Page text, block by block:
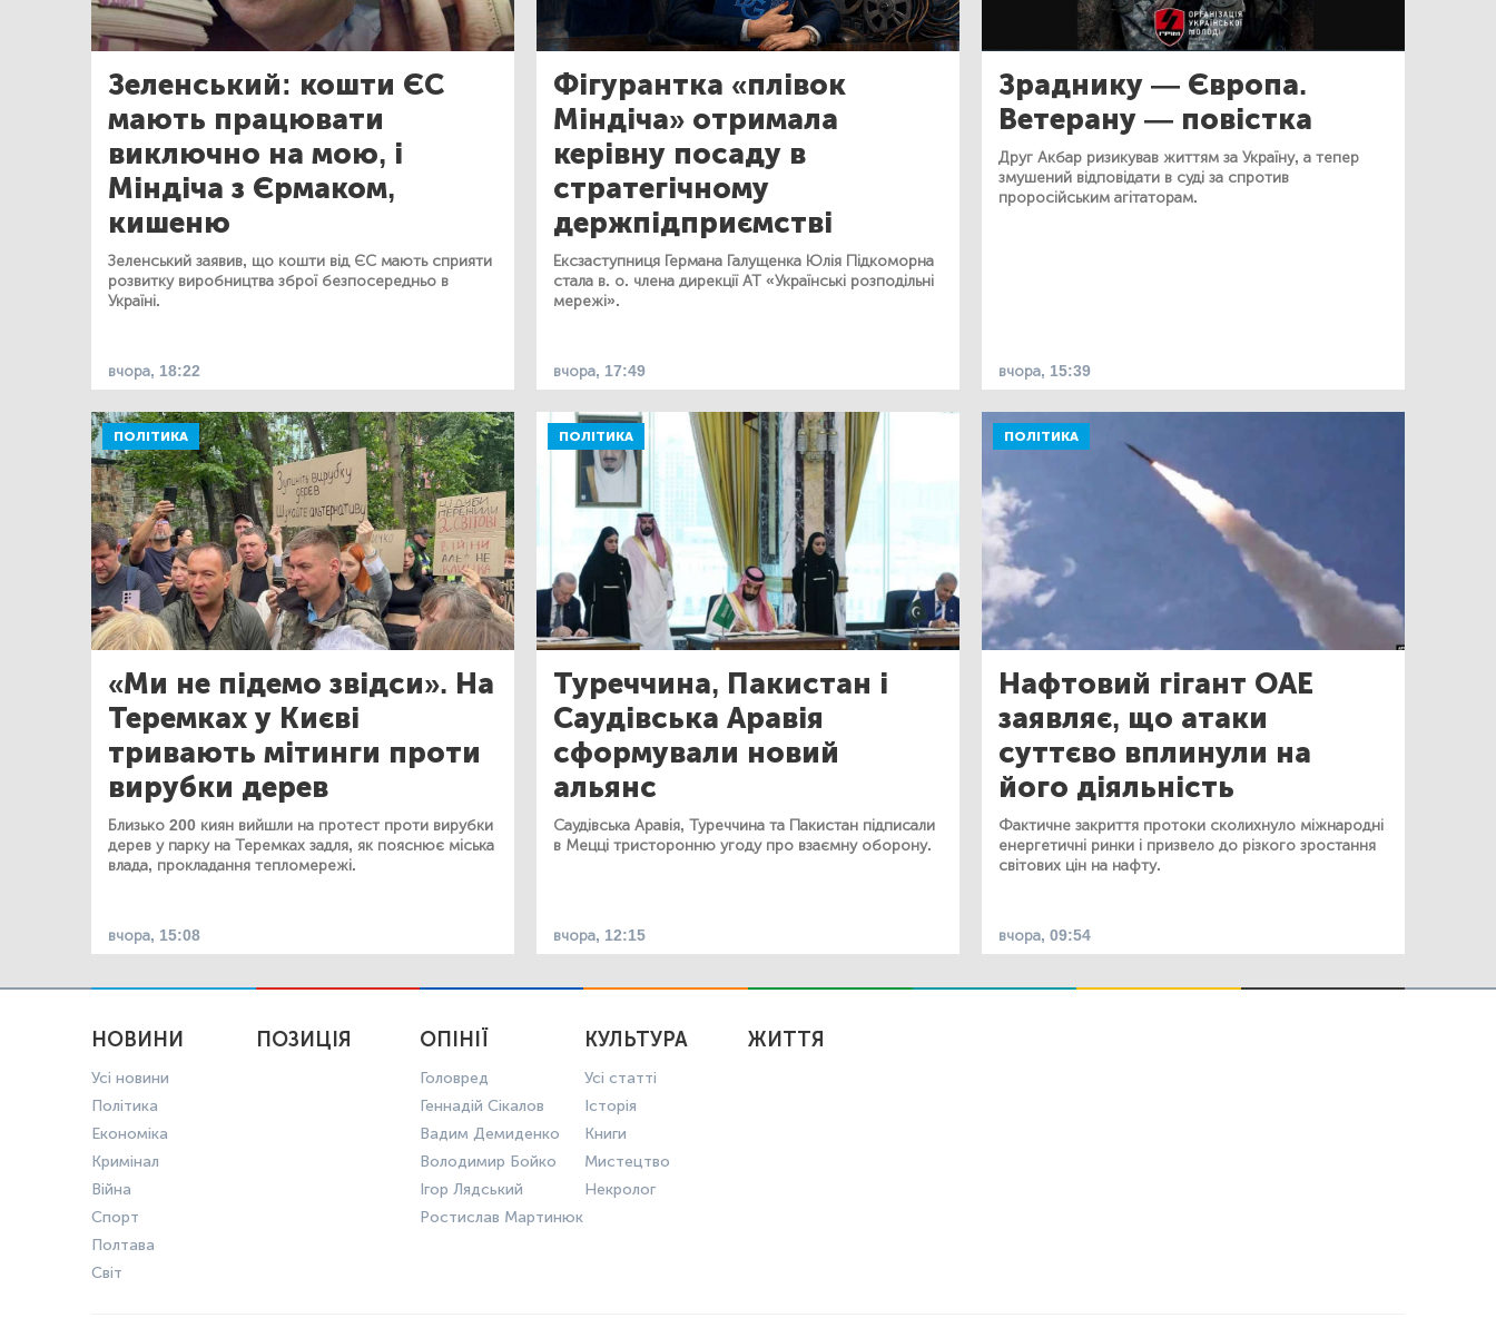
Зеленський: кошти ЄС
мають працювати
виключно на мою, і
Міндіча з Єрмаком,
кишеню
Зеленський заявив, що кошти від ЄС мають сприяти
розвитку виробництва зброї безпосередньо в
Україні.
вчора, 18:22
Фігурантка «плівок
Міндіча» отримала
керівну посаду в
стратегічному
держпідприємстві
Ексзаступниця Германа Галущенка Юлія Підкоморна
стала в. о. члена дирекції АТ «Українські розподільні
мережі».
вчора, 17:49
Зраднику — Європа.
Ветерану — повістка
Друг Акбар ризикував життям за Україну, а тепер
змушений відповідати в суді за спротив
проросійським агітаторам.
вчора, 15:39
ПОЛІТИКА
«Ми не підемо звідси». На
Теремках у Києві
тривають мітинги проти
вирубки дерев
Близько 200 киян вийшли на протест проти вирубки
дерев у парку на Теремках задля, як пояснює міська
влада, прокладання тепломережі.
вчора, 15:08
ПОЛІТИКА
Туреччина, Пакистан і
Саудівська Аравія
сформували новий
альянс
Саудівська Аравія, Туреччина та Пакистан підписали
в Мецці тристоронню угоду про взаємну оборону.
вчора, 12:15
ПОЛІТИКА
Нафтовий гігант ОАЕ
заявляє, що атаки
суттєво вплинули на
його діяльність
Фактичне закриття протоки сколихнуло міжнародні
енергетичні ринки і призвело до різкого зростання
світових цін на нафту.
вчора, 09:54
НОВИНИ
Усі новини
Політика
Економіка
Кримінал
Війна
Спорт
Полтава
Світ
ПОЗИЦІЯ ОПІНІЇ
Головред
Геннадій Сікалов
Вадим Демиденко
Володимир Бойко
Ігор Лядський
Ростислав Мартинюк
КУЛЬТУРА
Усі статті
Історія
Книги
Мистецтво
Некролог
ЖИТТЯ